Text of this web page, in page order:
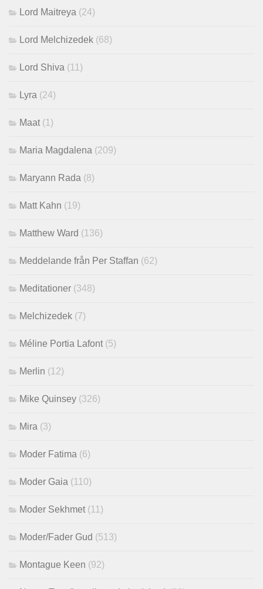
Lord Maitreya (24)
Lord Melchizedek (68)
Lord Shiva (11)
Lyra (24)
Maat (1)
Maria Magdalena (209)
Maryann Rada (8)
Matt Kahn (19)
Matthew Ward (136)
Meddelande från Per Staffan (62)
Meditationer (348)
Melchizedek (7)
Méline Portia Lafont (5)
Merlin (12)
Mike Quinsey (326)
Mira (3)
Moder Fatima (6)
Moder Gaia (110)
Moder Sekhmet (11)
Moder/Fader Gud (513)
Montague Keen (92)